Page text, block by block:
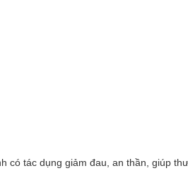
có tác dụng giảm đau, an thần, giúp